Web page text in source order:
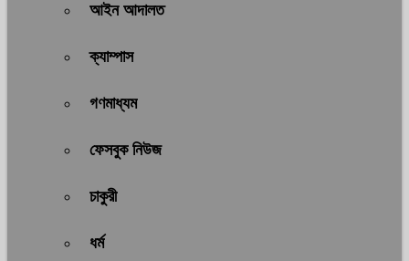
আইন আদালত
ক্যাম্পাস
গণমাধ্যম
ফেসবুক নিউজ
চাকুরী
ধর্ম